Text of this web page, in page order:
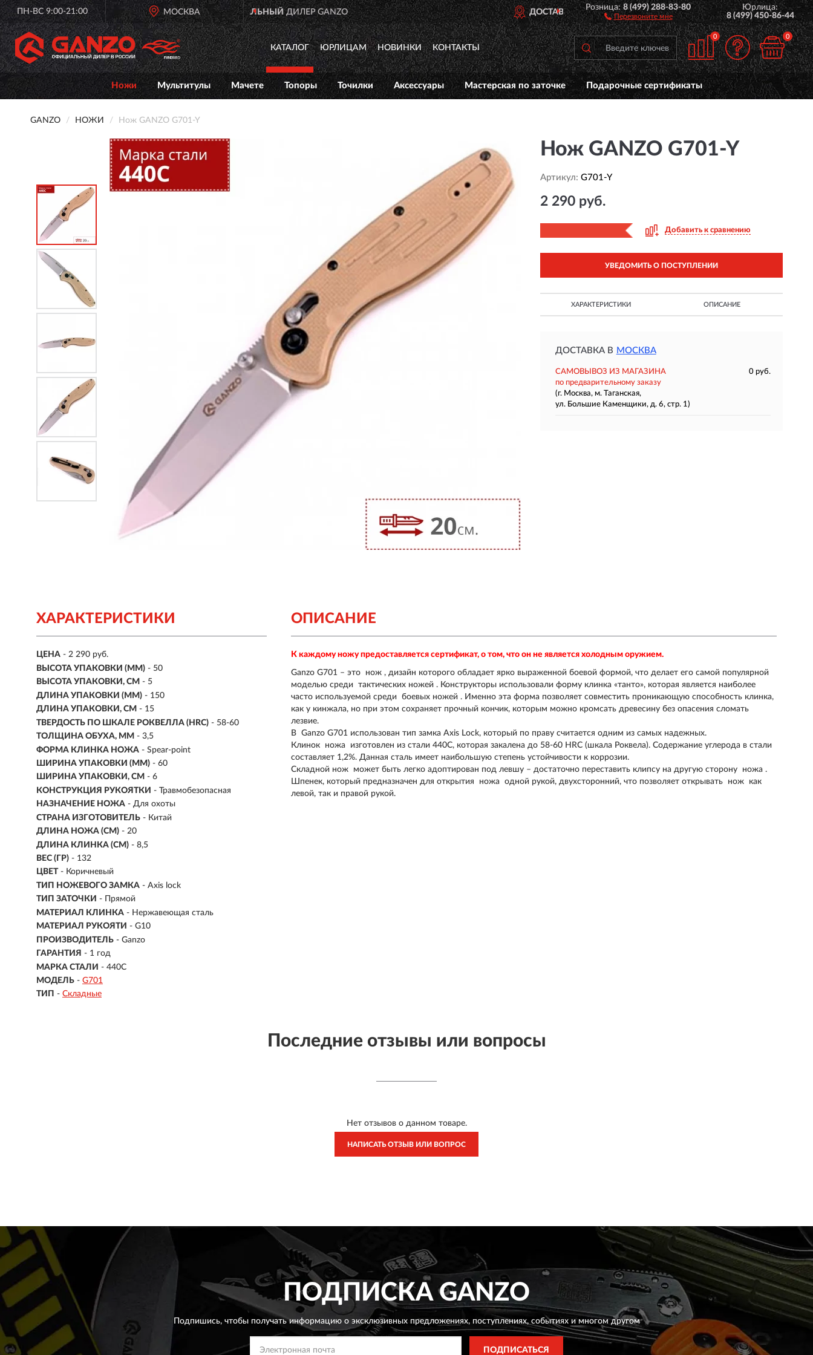
ПН-ВС 9:00-21:00 МОСКВА
ОФИЦИАЛЬНЫЙ ДИЛЕР GANZO ДОСТАВИМПО ВСЕЙ РОССИИ ПОЖИЗНЕННАЯГАРАНТИЯ
Розница:8 (499) 288-83-80
Перезвоните мне
Юрлица:
8 (499) 450-86-44
КАТАЛОГ ЮРЛИЦАМ НОВИНКИ КОНТАКТЫ
0 0
Ножи Мультитулы Мачете Топоры Точилки Аксессуары Мастерская по заточке Подарочные сертификаты
GANZO НОЖИ Нож GANZO G701-Y
Нож GANZO G701-Y
Артикул: G701-Y
2 290 руб.
Добавить к сравнению
УВЕДОМИТЬ О ПОСТУПЛЕНИИ
ХАРАКТЕРИСТИКИ ОПИСАНИЕ
ДОСТАВКА В МОСКВА
САМОВЫВОЗ ИЗ МАГАЗИНА
0 руб.
по предварительному заказу
(г. Москва, м. Таганская,
ул. Большие Каменщики, д. 6, стр. 1)
ХАРАКТЕРИСТИКИ
ЦЕНА - 2 290 руб.
ВЫСОТА УПАКОВКИ (ММ) - 50
ВЫСОТА УПАКОВКИ, СМ - 5
ДЛИНА УПАКОВКИ (ММ) - 150
ДЛИНА УПАКОВКИ, СМ - 15
ТВЕРДОСТЬ ПО ШКАЛЕ РОКВЕЛЛА (HRC) - 58-60
ТОЛЩИНА ОБУХА, ММ - 3,5
ФОРМА КЛИНКА НОЖА - Spear-point
ШИРИНА УПАКОВКИ (ММ) - 60
ШИРИНА УПАКОВКИ, СМ - 6
КОНСТРУКЦИЯ РУКОЯТКИ - Травмобезопасная
НАЗНАЧЕНИЕ НОЖА - Для охоты
СТРАНА ИЗГОТОВИТЕЛЬ - Китай
ДЛИНА НОЖА (СМ) - 20
ДЛИНА КЛИНКА (СМ) - 8,5
ВЕС (ГР) - 132
ЦВЕТ - Коричневый
ТИП НОЖЕВОГО ЗАМКА - Axis lock
ТИП ЗАТОЧКИ - Прямой
МАТЕРИАЛ КЛИНКА - Нержавеющая сталь
МАТЕРИАЛ РУКОЯТИ - G10
ПРОИЗВОДИТЕЛЬ - Ganzo
ГАРАНТИЯ - 1 год
МАРКА СТАЛИ - 440С
МОДЕЛЬ - G701
ТИП - Складные
ОПИСАНИЕ
К каждому ножу предоставляется сертификат, о том, что он не является холодным оружием.
Ganzo G701 – это нож, дизайн которого обладает ярко выраженной боевой формой, что делает его самой популярной
моделью средитактических ножей. Конструкторы использовали форму клинка «танто», которая является наиболее
часто используемой средибоевых ножей. Именно эта форма позволяет совместить проникающую способность клинка,
как у кинжала, но при этом сохраняет прочный кончик, которым можно кромсать древесину без опасения сломать
лезвие.
ВGanzo G701 использован тип замка Axis Lock, который по праву считается одним из самых надежных.
Клинок ножа
изготовлен из стали 440C, которая закалена до 58-60 HRC (шкала Роквела). Содержание углерода в стали
составляет 1,2%. Данная сталь имеет наибольшую степень устойчивости к коррозии.
Складной нож
может быть легко адоптирован под левшу – достаточно переставить клипсу на другую сторону ножа.
Шпенек, который предназначен для открытия ножа одной рукой, двухсторонний, что позволяет открывать нож
как
левой, так и правой рукой.
Последние отзывы или вопросы
Нет отзывов о данном товаре.
НАПИСАТЬ ОТЗЫВ ИЛИ ВОПРОС
ПОДПИСКАGANZO
Подпишись, чтобы получать информацию о эксклюзивных предложениях,поступлениях, событиях и многом другом
ПОДПИСАТЬСЯ